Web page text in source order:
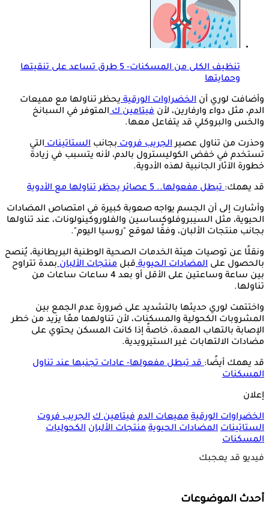
تنظيف الكلى من المسكنات- 5 طرق تساعد على تنقيتها
وحمايتها
وأضافت لوري أن الخضراوات الورقيةيحظر تناولها مع مميعات
الدم، مثل دواء وارفارين، لأن فيتامين كالمتوفر في السبانخ
والخس والبروكلي قد يتفاعل معها.
وحذرت من تناول عصيرالجريب فروتبجانب الستاتيناتالتي
تستخدم في خفض الكوليسترول بالدم، لأنه يتسبب في زيادة
خطورة الآثار الجانبية لهذه الأدوية.
قد يهمك:تبطل مفعولها.. 5 عصائر يحظر تناولها مع الأدوية
وأشارت إلى أن الجسم يواجه صعوبة كبيرة في امتصاص المضادات
الحيوية، مثل السيبروفلوكساسين والفلوروكينولونات، عند تناولها
بجانب منتجات الألبان، وفقًا لموقع "روسيا اليوم".
ونقلًا عن توصيات هيئة الخدمات الصحية الوطنية البريطانية، يُنصح
بالحصول على المضادات الحيويةقبل منتجات الألبانبمدة تتراوح
بين ساعة وساعتين على الأقل أو بعد 4 ساعات ساعات من
تناولها.
واختتمت لوري حديثها بالتشديد على ضرورة عدم الجمع بين
المشروبات الكحولية والمسكنات، لأن تناولهما معًا يزيد من خطر
الإصابة بالتهاب المعدة، خاصةً إذا كانت المسكن يحتوي على
مضادات الالتهابات غير الستيرويدية.
قد يهمك أيضًا:قد تبطل مفعولها- عادات تجنبها عند تناول
المسكنات
إعلان
الخضراوات الورقية مميعات الدم فيتامين ك الجريب فروت
الستاتينات المضادات الحيوية منتجات الألبان الكحوليات
المسكنات
فيديو قد يعجبك
أحدث الموضوعات